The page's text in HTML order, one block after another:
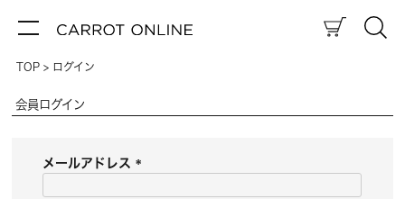
TOP ログイン
会員ログイン
メールアドレス